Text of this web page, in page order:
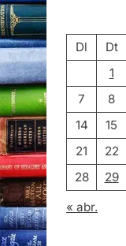
Dl
Dt
1
7
8
14
15
21
22
28
29
« abr.